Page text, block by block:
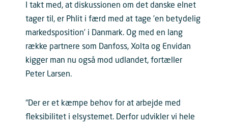
I takt med, at diskussionen om det danske elnet
tager til, er Phlit i færd med at tage ’en betydelig
markedsposition’ i Danmark. Og med en lang
række partnere som Danfoss, Xolta og Envidan
kigger man nu også mod udlandet, fortæller
Peter Larsen.
“Der er et kæmpe behov for at arbejde med
fleksibilitet i elsystemet. Derfor udvikler vi hele